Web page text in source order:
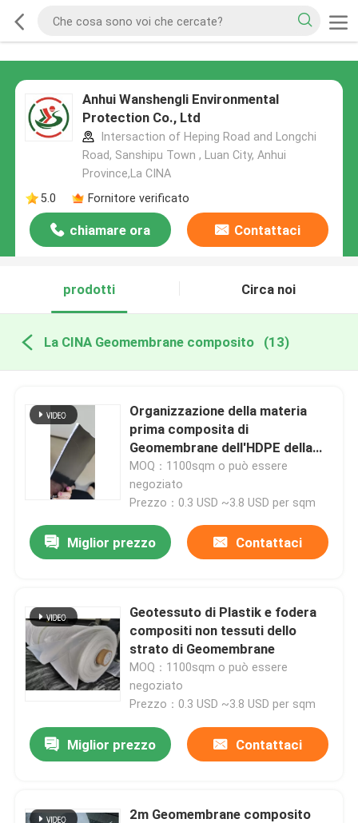
Anhui Wanshengli Environmental
Protection Co., Ltd
Intersaction of Heping Road and Longchi
Road, Sanshipu Town , Luan City, Anhui
Province,La CINA
5.0
Fornitore verificato
chiamare ora Contattaci
prodotti Circa noi
La CINA Geomembrane composito (13)
Organizzazione della materia
prima composita di
Geomembrane dell'HDPE della
costruzione
MOQ：1100sqm o può essere
negoziato
Prezzo：0.3 USD ~3.8 USD per sqm
Miglior prezzo Contattaci
Geotessuto di Plastik e fodera
compositi non tessuti dello
strato di Geomembrane
MOQ：1100sqm o può essere
negoziato
Prezzo：0.3 USD ~3.8 USD per sqm
Miglior prezzo Contattaci
2m Geomembrane composito